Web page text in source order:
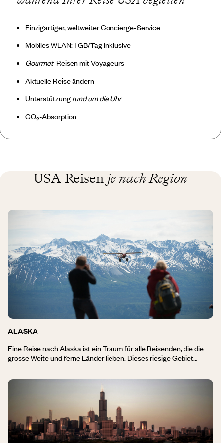
Einzigartiger, weltweiter Concierge-Service
Mobiles WLAN: 1 GB/Tag inklusive
Gourmet-Reisen mit Voyageurs
Aktuelle Reise ändern
Unterstützung rund um die Uhr
CO2-Absorption
USA Reisen je nach Region
ALASKA
Eine Reise nach Alaska ist ein Traum für alle Reisenden, die die
grosse Weite und ferne Länder lieben. Dieses riesige Gebiet
aussergewöhnliche Tierwelt beherbergen, allen voran die
Grizzlybären. Entdecken Sie die ursprüngliche Natur des Denali
Park und die unberührten Gletscher des McKinley, bewundern Sie
die Eisfelder von Wrangell St. Elias und erkunden Sie die klaren
Gewässer des Prince William Sound. Machen Sie auch eine
Bootsfahrt zu den Orcas in den Kenai Fjorden. In diesem riesigen
Gebiet am Polarkreis gibt es im Sommer fast keine Nacht. Eine